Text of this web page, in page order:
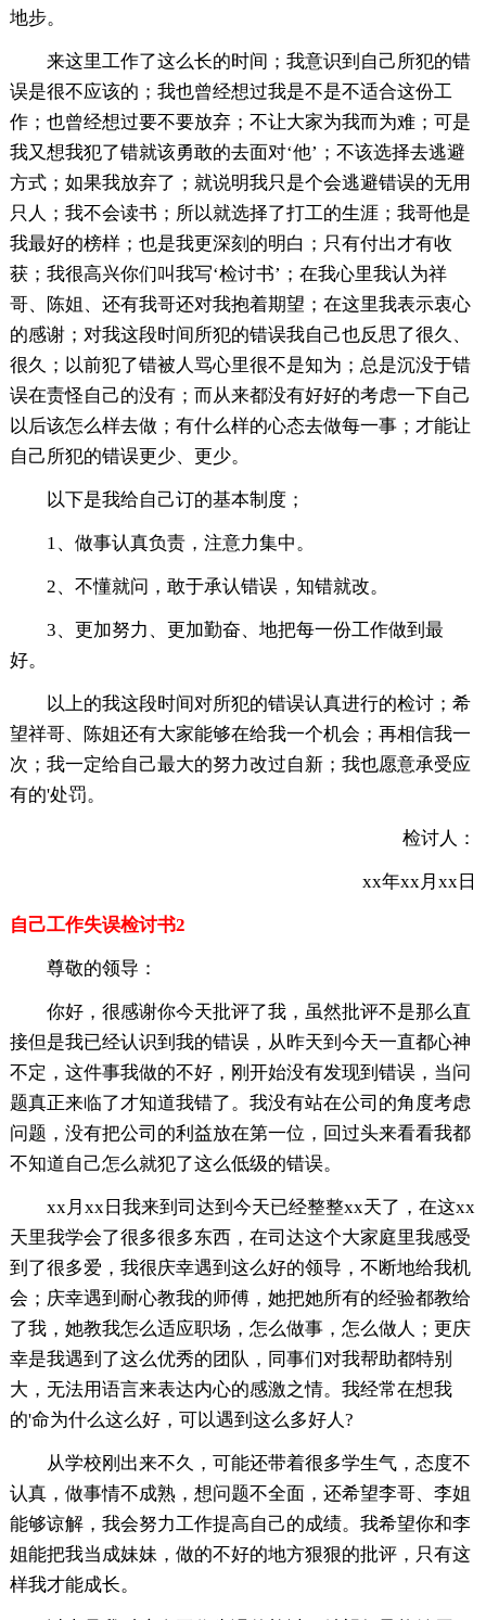
地步。
来这里工作了这么长的时间；我意识到自己所犯的错
误是很不应该的；我也曾经想过我是不是不适合这份工
作；也曾经想过要不要放弃；不让大家为我而为难；可是
我又想我犯了错就该勇敢的去面对‘他’；不该选择去逃避
方式；如果我放弃了；就说明我只是个会逃避错误的无用
只人；我不会读书；所以就选择了打工的生涯；我哥他是
我最好的榜样；也是我更深刻的明白；只有付出才有收
获；我很高兴你们叫我写‘检讨书’；在我心里我认为祥
哥、陈姐、还有我哥还对我抱着期望；在这里我表示衷心
的感谢；对我这段时间所犯的错误我自己也反思了很久、
很久；以前犯了错被人骂心里很不是知为；总是沉没于错
误在责怪自己的没有；而从来都没有好好的考虑一下自己
以后该怎么样去做；有什么样的心态去做每一事；才能让
自己所犯的错误更少、更少。
以下是我给自己订的基本制度；
1、做事认真负责，注意力集中。
2、不懂就问，敢于承认错误，知错就改。
3、更加努力、更加勤奋、地把每一份工作做到最
好。
以上的我这段时间对所犯的错误认真进行的检讨；希
望祥哥、陈姐还有大家能够在给我一个机会；再相信我一
次；我一定给自己最大的努力改过自新；我也愿意承受应
有的'处罚。
检讨人：
xx年xx月xx日
自己工作失误检讨书2
尊敬的领导：
你好，很感谢你今天批评了我，虽然批评不是那么直
接但是我已经认识到我的错误，从昨天到今天一直都心神
不定，这件事我做的不好，刚开始没有发现到错误，当问
题真正来临了才知道我错了。我没有站在公司的角度考虑
问题，没有把公司的利益放在第一位，回过头来看看我都
不知道自己怎么就犯了这么低级的错误。
xx月xx日我来到司达到今天已经整整xx天了，在这xx
天里我学会了很多很多东西，在司达这个大家庭里我感受
到了很多爱，我很庆幸遇到这么好的领导，不断地给我机
会；庆幸遇到耐心教我的师傅，她把她所有的经验都教给
了我，她教我怎么适应职场，怎么做事，怎么做人；更庆
幸是我遇到了这么优秀的团队，同事们对我帮助都特别
大，无法用语言来表达内心的感激之情。我经常在想我
的'命为什么这么好，可以遇到这么多好人?
从学校刚出来不久，可能还带着很多学生气，态度不
认真，做事情不成熟，想问题不全面，还希望李哥、李姐
能够谅解，我会努力工作提高自己的成绩。我希望你和李
姐能把我当成妹妹，做的不好的地方狠狠的批评，只有这
样我才能成长。